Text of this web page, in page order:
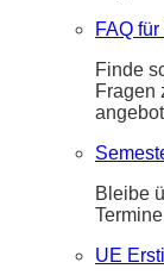
FAQ
Finde
Fragen
Bleibe
UE